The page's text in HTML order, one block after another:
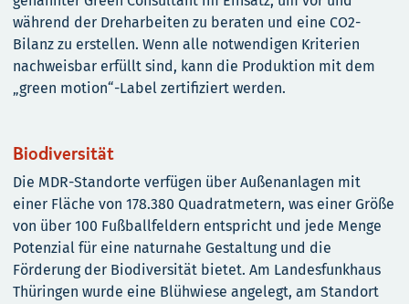
während der Dreharbeiten zu beraten und eine CO2-
Bilanz zu erstellen. Wenn alle notwendigen Kriterien
nachweisbar erfüllt sind, kann die Produktion mit dem
„green motion“-Label zertifiziert werden.
Biodiversität
Die MDR-Standorte verfügen über Außenanlagen mit
einer Fläche von 178.380 Quadratmetern, was einer Größe
von über 100 Fußballfeldern entspricht und jede Menge
Potenzial für eine naturnahe Gestaltung und die
Förderung der Biodiversität bietet. Am Landesfunkhaus
Thüringen wurde eine Blühwiese angelegt, am Standort